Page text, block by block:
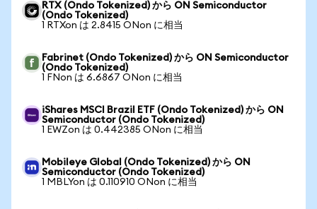
RTX (Ondo Tokenized) から ON Semiconductor
(Ondo Tokenized)
1 RTXon は 2.8415 ONon に相当
Fabrinet (Ondo Tokenized) から ON Semiconductor
(Ondo Tokenized)
1 FNon は 6.6867 ONon に相当
iShares MSCI Brazil ETF (Ondo Tokenized) から ON
Semiconductor (Ondo Tokenized)
1 EWZon は 0.442385 ONon に相当
Mobileye Global (Ondo Tokenized) から ON
Semiconductor (Ondo Tokenized)
1 MBLYon は 0.110910 ONon に相当